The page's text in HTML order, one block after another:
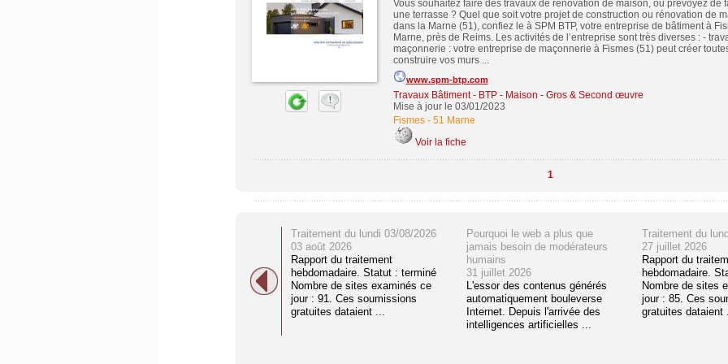
Vous souhaitez faire des travaux de rénovation de maison, ou prévoyez de
une terrasse ? Quel que soit votre projet de construction ou rénovation de
dans la Marne (51), confiez le à SPM BTP, votre entreprise de bâtiment à
Marne, près de Reims. Les activités de l’entreprise sont très diverses : -
maçonnerie : votre entreprise de maçonnerie à Fismes (51) peut créer
construire vos murs ...
www.spm-btp.com
Travaux Bâtiment - BTP - Maison - Gros & Second œuvre
Mise à jour le 03/01/2023
Fismes- 51 Marne
Voir la fiche
1
Traitement du lundi 03/08/2026
03 août 2026
Rapport du traitement
hebdomadaire. Statut : terminé
Nombre de sites examinés ce
jour : 91. Ces soumissions
gratuites dataient ...
Pourquoi le web a plus que
jamais besoin de modérateurs
humains
31 juillet 2026
L'essor des contenus générés
automatiquement bouleverse
Internet. Depuis l'arrivée des
intelligences artificielles ...
Traitement du
27 juillet 2026
Rapport du
hebdomadaire.
Nombre de sites
jour : 85. Ces
gratuites dataient